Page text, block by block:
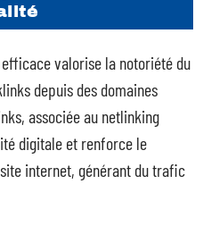
valorise la notoriété du
depuis des domaines
associée au netlinking
digitale et renforce le
internet, générant du trafic